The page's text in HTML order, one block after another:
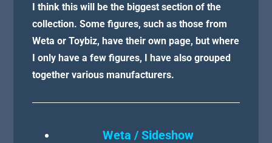
I think this will be the biggest section of the
collection. Some figures, such as those from
Weta or Toybiz, have their own page, but where
I only have a few figures, I have also grouped
together various manufacturers.
Weta / Sideshow